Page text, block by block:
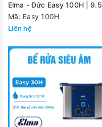
Elma - Đức Easy 100H | 9.5
Lít
Mã: Easy 100H
Liên hệ